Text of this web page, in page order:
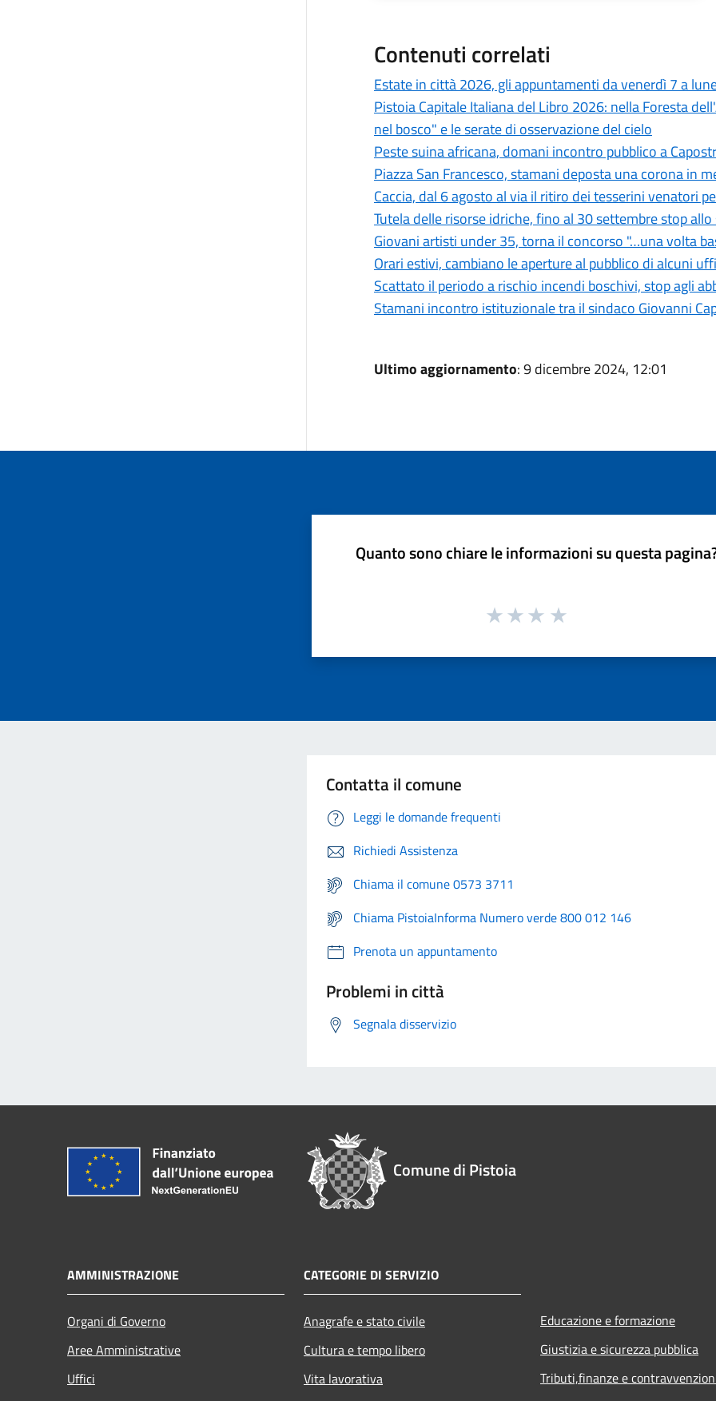
Contenuti correlati
Estate in città 2026, gli appuntamenti da venerdì 7 a
Pistoia Capitale Italiana del Libro 2026: nella Foresta
nel bosco" e le serate di osservazione del cielo
Peste suina africana, domani incontro pubblico a
Piazza San Francesco, stamani deposta una corona in
Caccia, dal 6 agosto al via il ritiro dei tesserini venatori
Tutela delle risorse idriche, fino al 30 settembre stop
Giovani artisti under 35, torna il concorso "…una volta
Orari estivi, cambiano le aperture al pubblico di alcuni
Scattato il periodo a rischio incendi boschivi, stop agli
Stamani incontro istituzionale tra il sindaco Giovanni
Ultimo aggiornamento: 9 dicembre 2024, 12:01
Quanto sono chiare le informazioni su questa
Contatta il comune
Leggi le domande frequenti
Richiedi Assistenza
Chiama il comune 0573 3711
Chiama PistoiaInforma Numero verde 800 012 146
Prenota un appuntamento
Problemi in città
Segnala disservizio
Comune di Pistoia
AMMINISTRAZIONE
Organi di Governo
Aree Amministrative
Uffici
CATEGORIE DI SERVIZIO
Anagrafe e stato civile
Cultura e tempo libero
Vita lavorativa
Educazione e formazione
Giustizia e sicurezza pubblica
Tributi,finanze e